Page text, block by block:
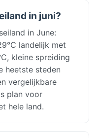
in juni?
in June:
landelijk met
kleine spreiding
heetste steden
vergelijkbare
plan voor
hele land.